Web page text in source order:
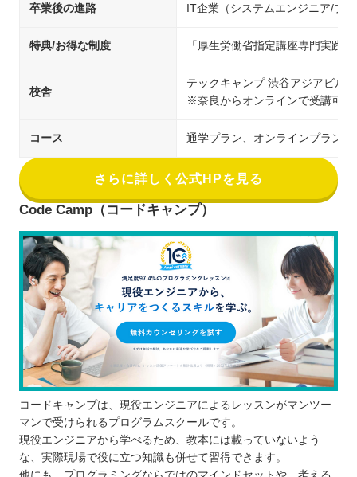
卒業後の進路 IT企業（システムエンジニア/プ
特典/お得な制度 「厚生労働省指定講座専門実践
校舎
テックキャンプ 渋谷アジアビル校
※奈良からオンラインで受講可能
コース 通学プラン、オンラインプラン
さらに詳しく公式HPを見る
Code Camp（コードキャンプ）
コードキャンプは、現役エンジニアによるレッスンがマンツー
マンで受けられるプログラムスクールです。
現役エンジニアから学べるため、教本には載っていないよう
な、実際現場で役に立つ知識も併せて習得できます。